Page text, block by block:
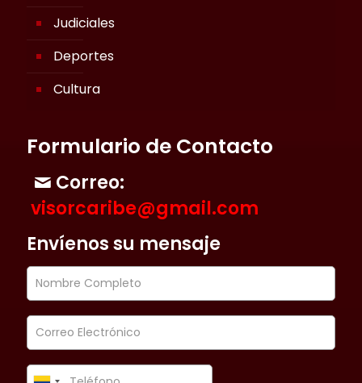
Judiciales
Deportes
Cultura
Formulario de Contacto
Correo:
visorcaribe@gmail.com
Envíenos su mensaje